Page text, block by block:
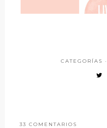
CATEGORÍAS ·
33 COMENTARIOS